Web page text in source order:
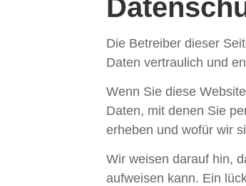
Die Betreiber dieser
Daten vertraulich und
Wenn Sie diese
Daten, mit denen Sie
erheben und wofür wir
Wir weisen darauf hin,
aufweisen kann. Ein